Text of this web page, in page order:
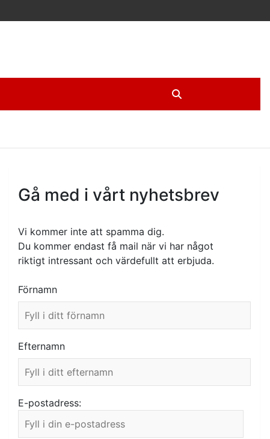
Gå med i vårt nyhetsbrev
Vi kommer inte att spamma dig.
Du kommer endast få mail när vi har något
riktigt intressant och värdefullt att erbjuda.
Förnamn
Efternamn
E-postadress: